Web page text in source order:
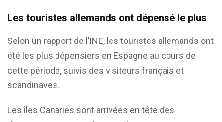
Les touristes allemands ont dépensé le plus
Selon un rapport de l’INE, les touristes allemands ont
été les plus dépensiers en Espagne au cours de
cette période, suivis des visiteurs français et
scandinaves.
Les îles Canaries sont arrivées en tête des